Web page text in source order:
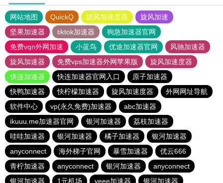
网站地图 QuickQ 旋风加速度器
旋风加速
坚果加速器
tiktok加速器
狗急加速器官网
免费vqn外网加速
小蓝鸟 优途加速器官网
风驰加速器
旋风加速器
免费vps加速器外网苹果版
旋风加速度器
快连加速器
快连加速器官网入口
原子加速器
快鸭加速器
快柠檬加速器 旋风加速度器
外网网址导航
软件中心
vp(永久免费)加速器
abc加速器
ikuuu.me加速器官网
银河加速器
荔枝加速器
哇哇加速器
银河加速器 橘子加速器
银河加速器
anyconnect
海外梯子官网 暴雪加速器
优云666
青柠加速器
anyconnect 银河加速器
anyconnect
银河加速器
1元机场 veee加速器 银河加速器